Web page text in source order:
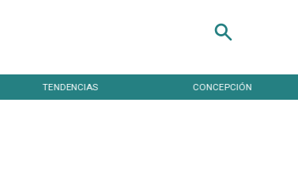
TENDENCIAS CONCEPCIÓN